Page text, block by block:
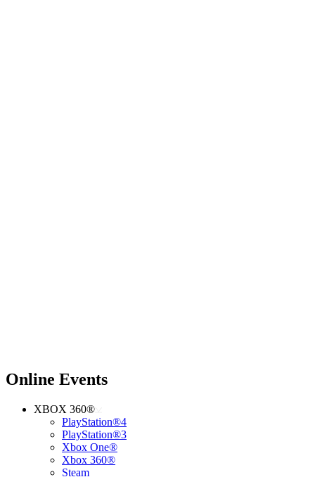
Online Events
XBOX 360®
PlayStation®4
PlayStation®3
Xbox One®
Xbox 360®
Steam